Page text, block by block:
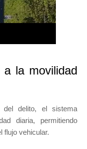
a la movilidad
del delito, el sistema
diaria, permitiendo
flujo vehicular.